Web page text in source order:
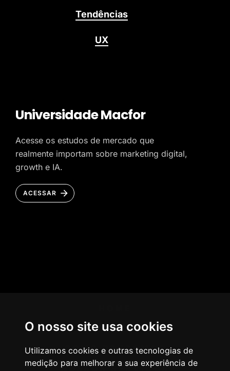
O nosso site usa cookies
Utilizamos cookies e outras tecnologias de
medição para melhorar a sua experiência de
Tendências
UX
Universidade Macfor
Acesse os estudos de mercado que
realmente importam sobre marketing digital,
growth e IA.
ACESSAR
AGÊNCIA
COMO PENSAMOS
NOSSOS SERVIÇOS